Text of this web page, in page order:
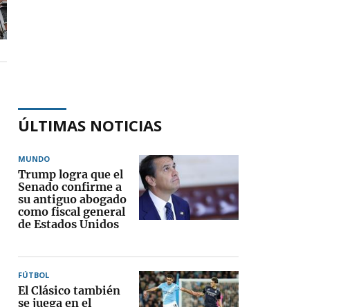
ÚLTIMAS NOTICIAS
MUNDO
Trump logra que el
Senado confirme a
su antiguo abogado
como fiscal general
de Estados Unidos
FÚTBOL
El Clásico también
se juega en el